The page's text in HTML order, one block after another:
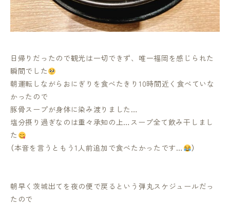
日帰りだったので観光は一切できず、唯一福岡を感じられた
瞬間でした
朝運転しながらおにぎりを食べたきり10時間近く食べていな
かったので
豚骨スープが身体に染み渡りました…
塩分摂り過ぎなのは重々承知の上…スープ全て飲み干しまし
た
（本音を言うともう1人前追加で食べたかったです…
）
朝早く茨城出てを夜の便で戻るという弾丸スケジュールだっ
たので